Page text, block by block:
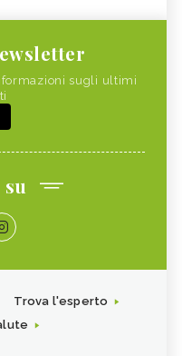
sugli ultimi
Trova l'esperto